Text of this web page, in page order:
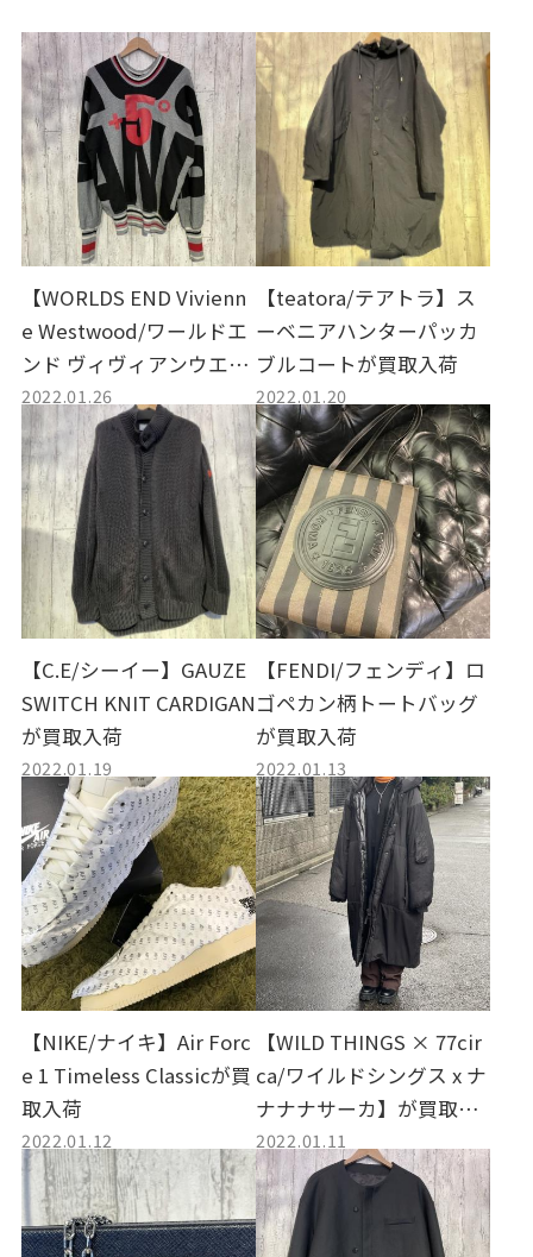
【WORLDS END Vivienn
e Westwood/ワールドエ
ンド ヴィヴィアンウエス
トウッド】プロパガンダ
トレーナーが買取入荷
2022.01.26
【teatora/テアトラ】ス
ーベニアハンターパッカ
ブルコートが買取入荷
2022.01.20
【C.E/シーイー】GAUZE
SWITCH KNIT CARDIGAN
が買取入荷
2022.01.19
【FENDI/フェンディ】ロ
ゴペカン柄トートバッグ
が買取入荷
2022.01.13
【NIKE/ナイキ】Air Forc
e 1 Timeless Classicが買
取入荷
2022.01.12
【WILD THINGS × 77cir
ca/ワイルドシングス x ナ
ナナナサーカ】が買取入
荷
2022.01.11